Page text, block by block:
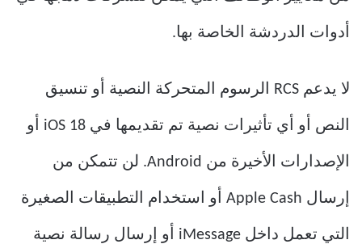
أدوات الدردشة الخاصة بها.
لا يدعم RCS الرسوم المتحركة النصية أو تنسيق
النص أو أي تأثيرات نصية تم تقديمها في iOS 18 أو
الإصدارات الأخيرة من Android. لن تتمكن من
إرسال Apple Cash أو استخدام التطبيقات الصغيرة
التي تعمل داخل iMessage أو إرسال رسالة نصية